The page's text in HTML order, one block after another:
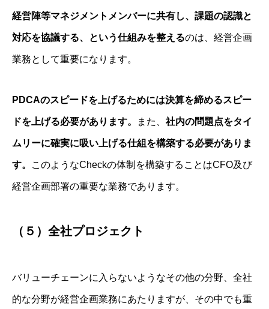
経営陣等マネジメントメンバーに共有し、課題の認識と
対応を協議する、という仕組みを整えるのは、経営企画
業務として重要になります。
PDCAのスピードを上げるためには決算を締めるスピー
ドを上げる必要があります。 また、 社内の問題点をタイ
ムリーに確実に吸い上げる仕組を構築する必要がありま
す。 このようなCheckの体制を構築することはCFO及び
経営企画部署の重要な業務であります。
（５）全社プロジェクト
バリューチェーンに入らないようなその他の分野、全社
的な分野が経営企画業務にあたりますが、その中でも重